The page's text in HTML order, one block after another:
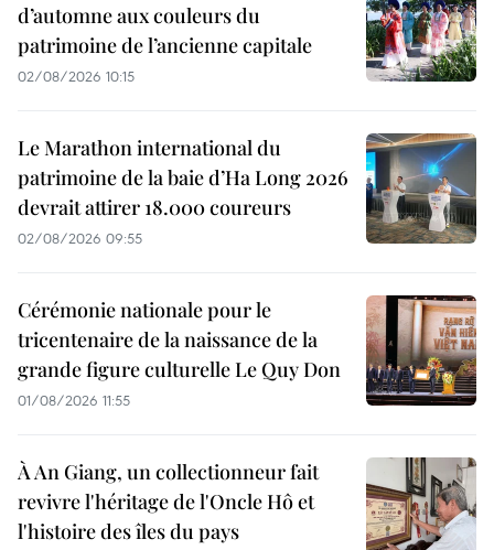
d’automne aux couleurs du
patrimoine de l’ancienne capitale
02/08/2026 10:15
Le Marathon international du
patrimoine de la baie d’Ha Long 2026
devrait attirer 18.000 coureurs
02/08/2026 09:55
Cérémonie nationale pour le
tricentenaire de la naissance de la
grande figure culturelle Le Quy Don
01/08/2026 11:55
À An Giang, un collectionneur fait
revivre l'héritage de l'Oncle Hô et
l'histoire des îles du pays